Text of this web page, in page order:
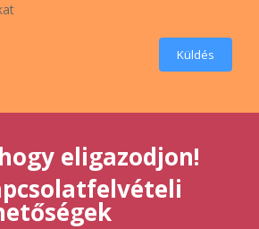
Küldés
eligazodjon!